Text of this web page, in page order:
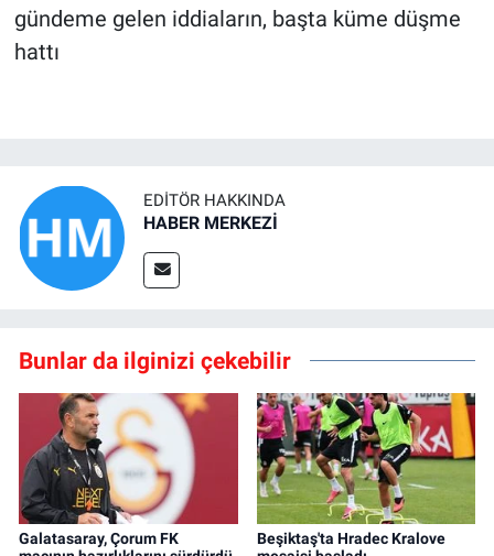
gündeme gelen iddiaların, başta küme düşme
hattı
EDITÖR HAKKINDA
HABER MERKEZİ
Bunlar da ilginizi çekebilir
Galatasaray, Çorum FK
Beşiktaş'ta Hradec Kralove